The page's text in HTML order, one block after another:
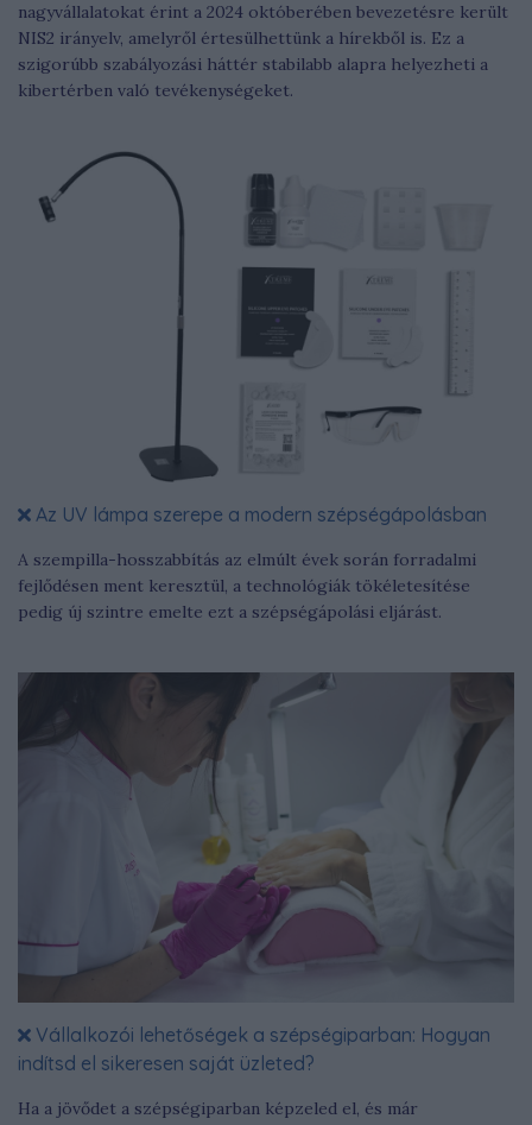
nagyvállalatokat érint a 2024 októberében bevezetésre került
NIS2 irányelv, amelyről értesülhettünk a hírekből is. Ez a
szigorúbb szabályozási háttér stabilabb alapra helyezheti a
kibertérben való tevékenységeket.
Az UV lámpa szerepe a modern szépségápolásban
A szempilla-hosszabbítás az elmúlt évek során forradalmi
fejlődésen ment keresztül, a technológiák tökéletesítése
pedig új szintre emelte ezt a szépségápolási eljárást.
Vállalkozói lehetőségek a szépségiparban: Hogyan
indítsd el sikeresen saját üzleted?
Ha a jövődet a szépségiparban képzeled el, és már